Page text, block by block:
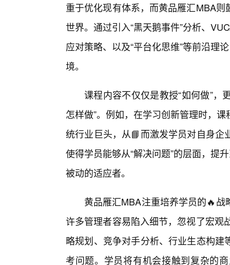
重于优化现有体系，而黄品雁汇MBA
世界。通过引入“黑天鹅事件”分析、
应对策略、以及“平台化思维”等前沿理
境。
课程内容不仅仅是教授“如何做”，
怎样做”。例如，在学习创新管理时，
统行业巨头，从📘而激发学员对自身
使得学员能够从“解决问题”的层面，提
被动的适应者。
黄品雁汇MBA注重培养学员的🔥
许多管理者容易陷入细节，忽视了宏观
略规划、竞争对手分析、行业生态构
考问题。学员将有机会接触到复杂的